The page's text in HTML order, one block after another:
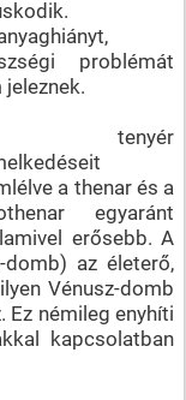
problémát
jeleznek.
tenyér
a thenar és a
egyaránt
erősebb. A
domb) az életerő,
Vénusz-domb
némileg enyhíti
kapcsolatban